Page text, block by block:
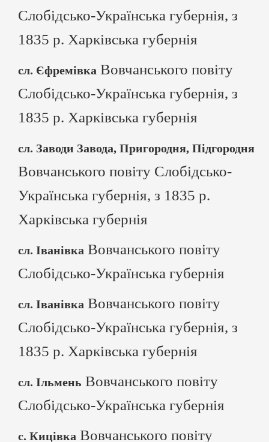
Слобідсько-Українська губернія, з
1835 р. Харківська губернія
сл. Єфремівка Вовчанського повіту
Слобідсько-Українська губернія, з
1835 р. Харківська губернія
сл. Заводи Завода, Пригородня, Підгородня
Вовчанського повіту Слобідсько-
Українська губернія, з 1835 р.
Харківська губернія
сл. Іванівка Вовчанського повіту
Слобідсько-Українська губернія
сл. Іванівка Вовчанського повіту
Слобідсько-Українська губернія, з
1835 р. Харківська губернія
сл. Ільмень Вовчанського повіту
Слобідсько-Українська губернія
с. Кицівка Вовчанського повіту